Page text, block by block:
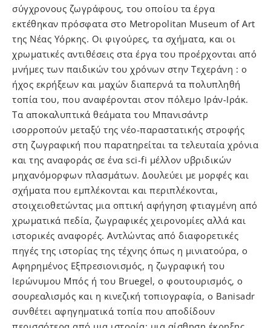
σύγχρονους ζωγράφους, του οποίου τα έργα
εκτέθηκαν πρόσφατα στο Metropolitan Museum of Art
της Νέας Υόρκης. Οι φιγούρες, τα σχήματα, και οι
χρωματικές αντιθέσεις στα έργα του προέρχονται από
μνήμες των παιδικών του χρόνων στην Τεχεράνη : ο
ήχος εκρήξεων και μαχών διαπερνά τα πολυπληθή
τοπία του, που αναφέρονται στον πόλεμο Ιράν-Ιράκ.
Τα αποκαλυπτικά θεάματα του Μπανισάντρ
ισορροπούν μεταξύ της νέο-παραστατικής στροφής
στη ζωγραφική που παρατηρείται τα τελευταία χρόνια
και της αναφοράς σε ένα sci-fi μέλλον υβριδικών
μηχανόμορφων πλασμάτων. Δουλεύει με μορφές και
σχήματα που εμπλέκονται και περιπλέκονται,
στοιχειοθετώντας μια οπτική αφήγηση φτιαγμένη από
χρωματικά πεδία, ζωγραφικές χειρονομίες αλλά και
ιστορικές αναφορές. Αντλώντας από διαφορετικές
πηγές της ιστορίας της τέχνης όπως η μινιατούρα, ο
Αφηρημένος Εξπρεσιονισμός, η ζωγραφική του
Ιερώνυμου Μπός ή του Bruegel, ο φουτουρισμός, ο
σουρεαλισμός και η κινεζική τοπιογραφία, o Banisadr
συνθέτει αφηγηματικά τοπία που αποδίδουν